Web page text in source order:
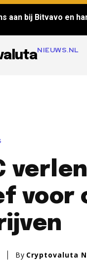
aan bij Bitvavo en
NIEUWS.NL
voor
By Cryptovaluta